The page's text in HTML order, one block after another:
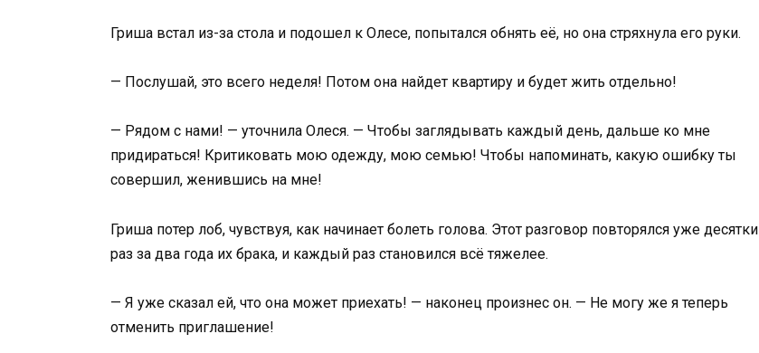
Гриша встал из-за стола и подошел к Олесе, попытался обнять её, но она стряхнула его руки.
— Послушай, это всего неделя! Потом она найдет квартиру и будет жить отдельно!
— Рядом с нами! — уточнила Олеся. — Чтобы заглядывать каждый день, дальше ко мне
придираться! Критиковать мою одежду, мою семью! Чтобы напоминать, какую ошибку ты
совершил, женившись на мне!
Гриша потер лоб, чувствуя, как начинает болеть голова. Этот разговор повторялся уже десятки
раз за два года их брака, и каждый раз становился всё тяжелее.
— Я уже сказал ей, что она может приехать! — наконец произнес он. — Не могу же я теперь
отменить приглашение!